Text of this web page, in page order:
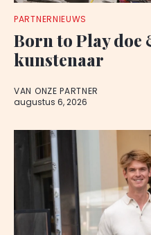
PARTNERNIEUWS
Born to Play doe
kunstenaar
VAN ONZE PARTNER
augustus 6, 2026